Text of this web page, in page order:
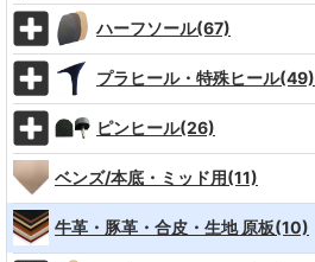
ハーフソール(67)
プラヒール・特殊ヒール(49)
ピンヒール(26)
ベンズ/本底・ミッド用(11)
牛革・豚革・合皮・生地 原板(10)